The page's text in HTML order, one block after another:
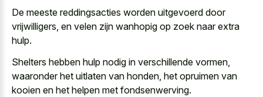
De meeste reddingsacties worden uitgevoerd door
vrijwilligers, en velen zijn wanhopig op zoek naar extra
hulp.
Shelters hebben hulp nodig in verschillende vormen,
waaronder het uitlaten van honden, het opruimen van
kooien en het helpen met fondsenwerving.